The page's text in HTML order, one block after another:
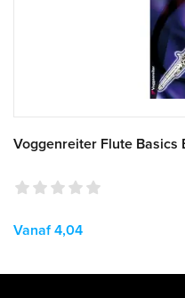
Voggenreiter Flute Basics
Vanaf 4,04